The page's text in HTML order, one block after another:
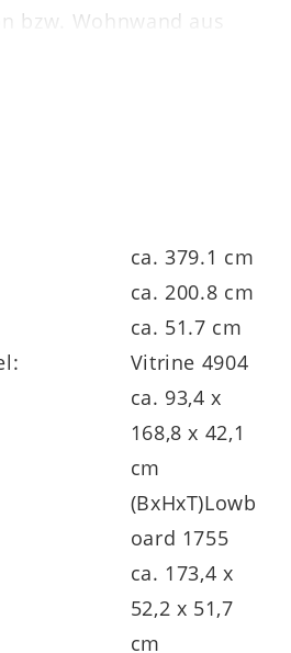
bzw. Wohnwand aus
von ca. 24 x 116 x
einer Vitrine mit
sowie zwei Türen,
ca. 379.1 cm
ca. 200.8 cm
ca. 51.7 cm
Vitrine 4904
ca. 93,4 x
168,8 x 42,1
cm
(BxHxT)Lowb
oard 1755
ca. 173,4 x
52,2 x 51,7
cm